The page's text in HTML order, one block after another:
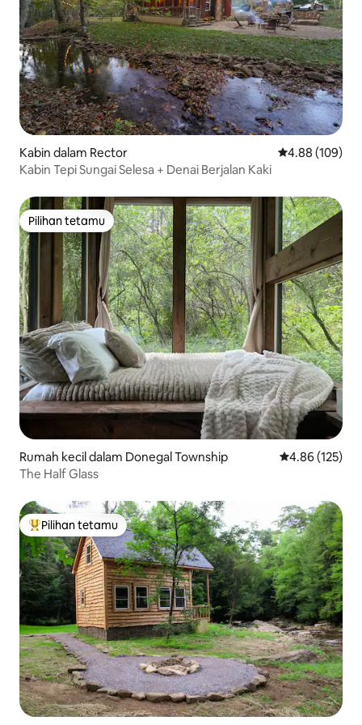
Kabin dalam Rector Penarafan
4.88 (109)
Kabin Tepi Sungai Selesa + Denai Berjalan Kaki
Pilihan tetamu
Pilihan tetamu
Rumah kecil dalam Donegal Township Penarafan
4.86 (125)
The Half Glass
Pilihan utama tetamu
Pilihan tetamu